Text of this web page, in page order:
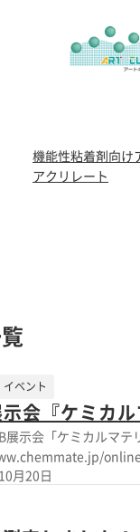
機能性粘着剤向け
アクリレート
会『ケミカ
ベント
「ケミカルマテリアルJapan2022-
バイオマス材料、次世代通信材料、次世代自動車材料 ・低Tgアクリルポリマー；クリーンな粘接着剤用ポリマー ・メタ
；高分子量樹脂、セ
月20日